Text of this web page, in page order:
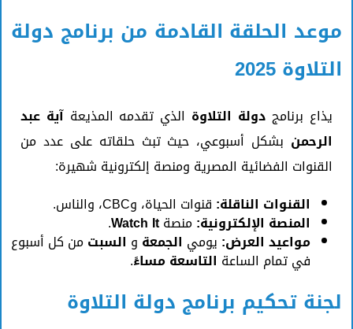
موعد الحلقة القادمة من برنامج دولة
التلاوة 2025
يذاع برنامج دولة التلاوة الذي تقدمه المذيعةآية عبد
الرحمن بشكل أسبوعي، حيث تبث حلقاته على عدد من
القنوات الفضائية المصرية ومنصة إلكترونية شهيرة:
القنوات الناقلة: قنوات الحياة، وCBC، والناس.
المنصة الإلكترونية:منصةWatch It
.
مواعيد العرض: يومي الجمعة و السبتمن كل أسبوع
في تمام الساعة التاسعة مساءً.
لجنة تحكيم برنامج دولة التلاوة